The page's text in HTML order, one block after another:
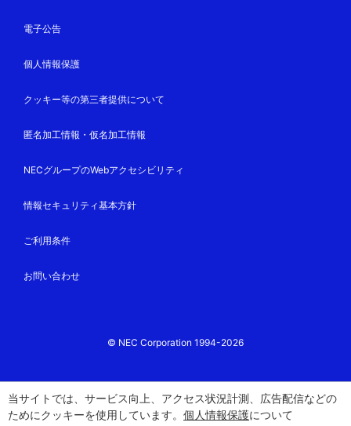
当サイトでは、サービス向上、アクセス状況計測、広告配信などの
ためにクッキーを使用しています。 個人情報保護について
電子公告
個人情報保護
クッキー等の第三者提供について
匿名加工情報・仮名加工情報
NECグループのWebアクセシビリティ
情報セキュリティ基本方針
ご利用条件
お問い合わせ
© NEC Corporation 1994-2026